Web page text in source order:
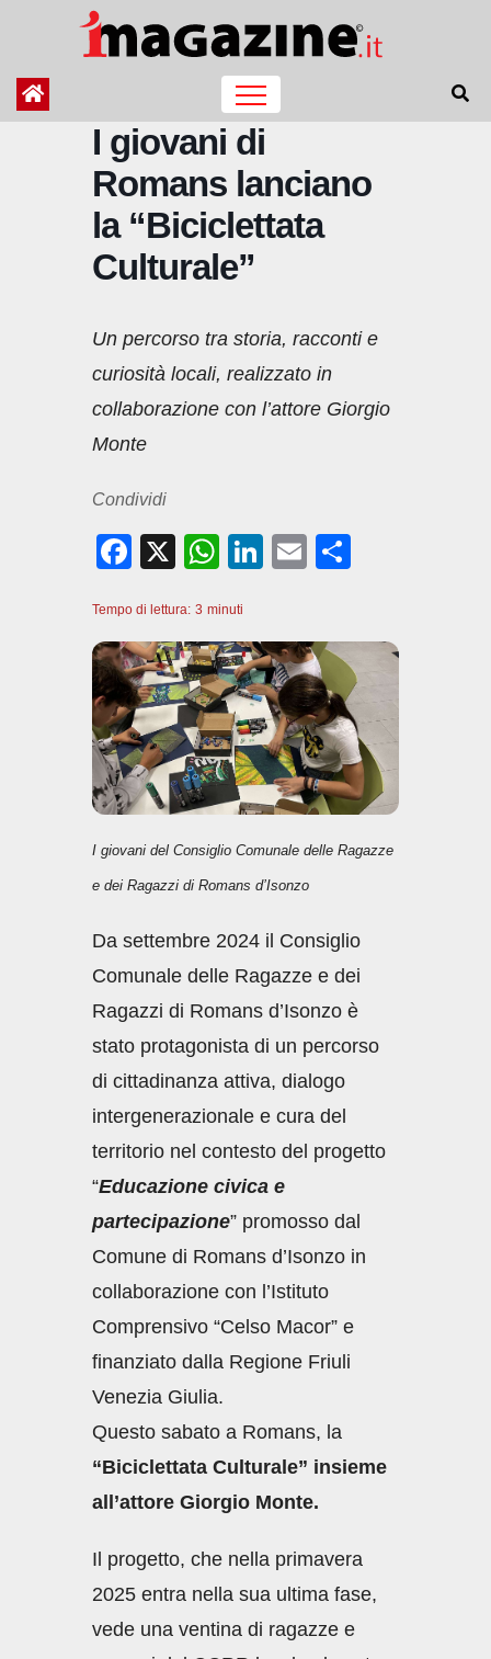
contenuto
I giovani di
Romans lanciano
la “Biciclettata
Culturale”
Un percorso tra storia, racconti e
curiosità locali, realizzato in
collaborazione con l’attore Giorgio
Monte
Condividi
F
c
e
b
o
o
k
X
W
at
s
A
p
p
Li
e
dI
n
E
vi
di
Tempo di lettura: 3 minuti
I giovani del Consiglio Comunale delle Ragazze
e dei Ragazzi di Romans d’Isonzo
Da settembre 2024 il Consiglio
Comunale delle Ragazze e dei
Ragazzi di Romans d’Isonzo è
stato protagonista di un percorso
di cittadinanza attiva, dialogo
intergenerazionale e cura del
territorio nel contesto del progetto
“Educazione civica e
partecipazione” promosso dal
Comune di Romans d’Isonzo in
collaborazione con l’Istituto
Comprensivo “Celso Macor” e
finanziato dalla Regione Friuli
Venezia Giulia.
Questo sabato a Romans, la
“Biciclettata Culturale” insieme
all’attore Giorgio Monte.
Il progetto, che nella primavera
2025 entra nella sua ultima fase,
vede una ventina di ragazze e